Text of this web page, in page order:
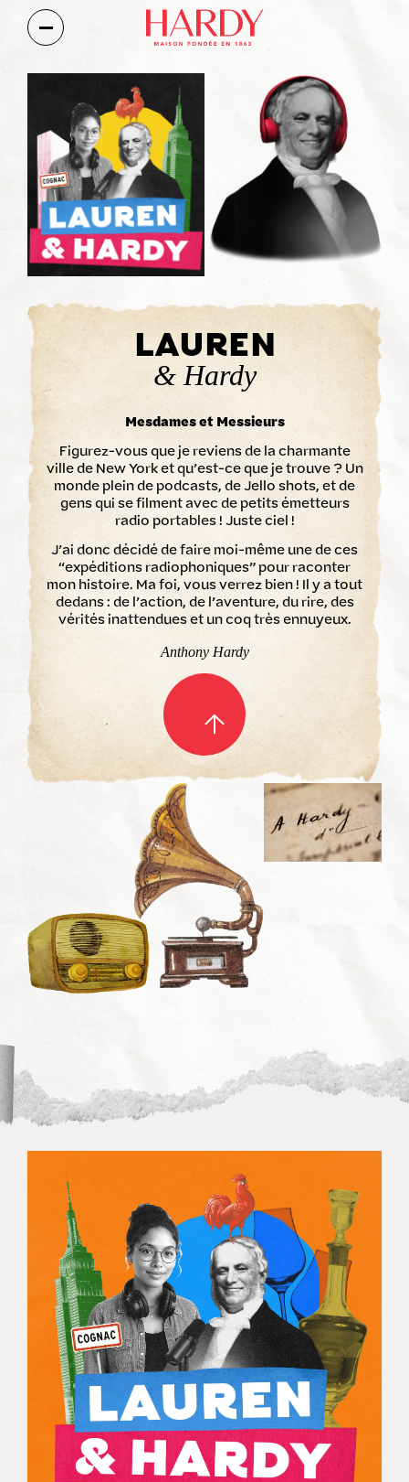
LA MAISON HARDY
NOS GAMMES DE COGNACS
LAUREN
& Hardy
Mesdames et Messieurs
Figurez-vous que je reviens de la charmante
ville de New York et qu’est-ce que je trouve ? Un
monde plein de podcasts, de Jello shots, et de
gens qui se filment avec de petits émetteurs
radio portables ! Juste ciel !
J’ai donc décidé de faire moi-même une de ces
“expéditions radiophoniques” pour raconter
mon histoire. Ma foi, vous verrez bien ! Il y a tout
dedans : de l’action, de l’aventure, du rire, des
vérités inattendues et un coq très ennuyeux.
Anthony Hardy